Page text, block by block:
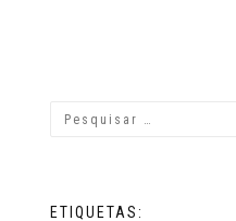
ETIQUETAS: